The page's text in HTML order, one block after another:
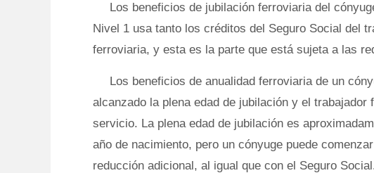
Los beneficios de jubilación ferroviaria del
Nivel 1 usa tanto los créditos del Seguro Social del
ferroviaria, y esta es la parte que está sujeta a las
Los beneficios de anualidad ferroviaria de un
alcanzado la plena edad de jubilación y el
servicio. La plena edad de jubilación es
año de nacimiento, pero un cónyuge puede
reducción adicional, al igual que con el Seguro